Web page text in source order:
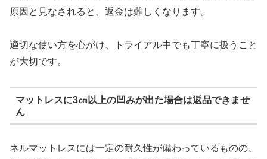
原因と見なされると、返金は難しくなります。
適切な使い方を心がけ、トライアル中でも丁寧に扱うこと
が大切です。
マットレスに3㎝以上の凹みが出た場合は返品できませ
ん
ネルマットレスには一定の耐久性が備わっているものの、